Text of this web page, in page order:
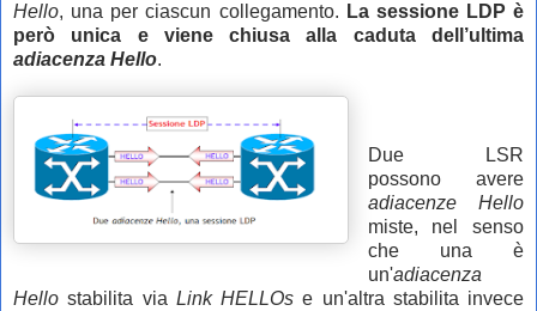
Hello, una per ciascun collegamento. La sessione LDP è
però unica e viene chiusa alla caduta dell’ultima
adiacenza Hello.
Due LSR
possono avere
adiacenze Hello
miste, nel senso
che una è
un'adiacenza
Hellostabilita via Link HELLOse un'altra stabilita invece